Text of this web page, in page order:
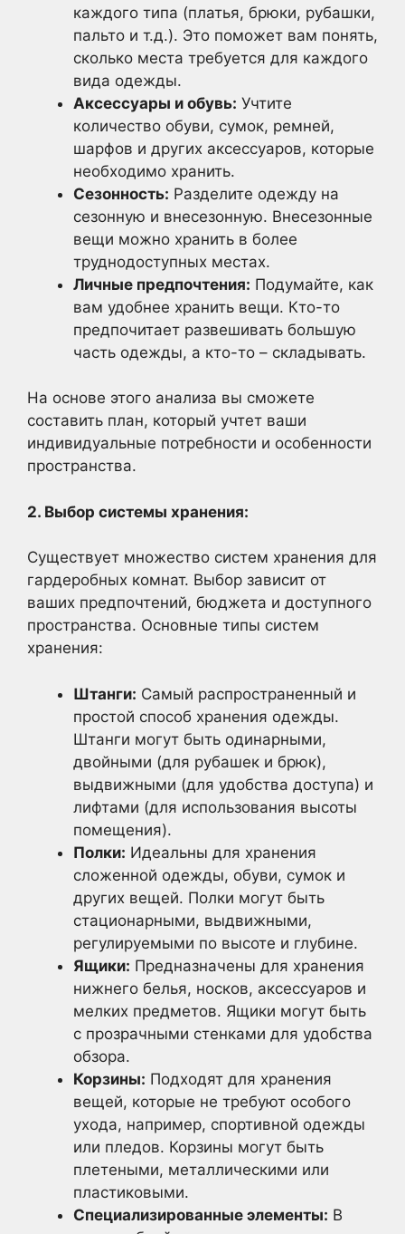
каждого типа (платья, брюки, рубашки,
пальто и т.д.). Это поможет вам понять,
сколько места требуется для каждого
вида одежды.
Аксессуары и обувь: Учтите
количество обуви, сумок, ремней,
шарфов и других аксессуаров, которые
необходимо хранить.
Сезонность: Разделите одежду на
сезонную и внесезонную. Внесезонные
вещи можно хранить в более
труднодоступных местах.
Личные предпочтения: Подумайте, как
вам удобнее хранить вещи. Кто-то
предпочитает развешивать большую
часть одежды, а кто-то – складывать.
На основе этого анализа вы сможете
составить план, который учтет ваши
индивидуальные потребности и особенности
пространства.
2. Выбор системы хранения:
Существует множество систем хранения для
гардеробных комнат. Выбор зависит от
ваших предпочтений, бюджета и доступного
пространства. Основные типы систем
хранения:
Штанги: Самый распространенный и
простой способ хранения одежды.
Штанги могут быть одинарными,
двойными (для рубашек и брюк),
выдвижными (для удобства доступа) и
лифтами (для использования высоты
помещения).
Полки: Идеальны для хранения
сложенной одежды, обуви, сумок и
других вещей. Полки могут быть
стационарными, выдвижными,
регулируемыми по высоте и глубине.
Ящики: Предназначены для хранения
нижнего белья, носков, аксессуаров и
мелких предметов. Ящики могут быть
с прозрачными стенками для удобства
обзора.
Корзины: Подходят для хранения
вещей, которые не требуют особого
ухода, например, спортивной одежды
или пледов. Корзины могут быть
плетеными, металлическими или
пластиковыми.
Специализированные элементы: В